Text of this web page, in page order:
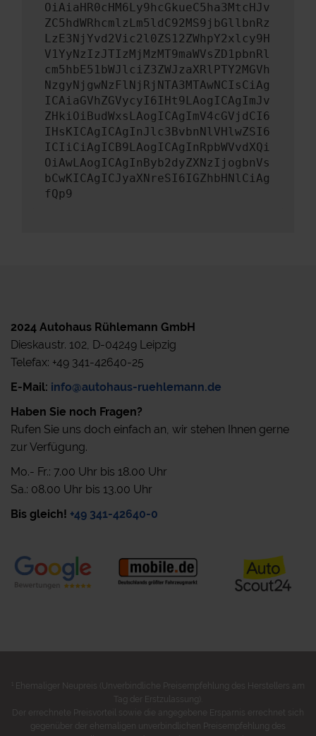
OiAiaHR0cHM6Ly9hcGkueC5ha3MtcHJv
ZC5hdWRhcmlzLm5ldC92MS9jbGllbnRz
LzE3NjYvd2Vic2l0ZS12ZWhpY2xlcy9H
V1YyNzIzJTIzMjMzMT9maWVsZD1pbnRl
cm5hbE51bWJlciZ3ZWJzaXRlPTY2MGVh
NzgyNjgwNzFlNjRjNTA3MTAwNCIsCiAg
ICAiaGVhZGVycyI6IHt9LAogICAgImJv
ZHkiOiBudWxsLAogICAgImV4cGVjdCI6
IHsKICAgICAgInJlc3BvbnNlVHlwZSI6
ICIiCiAgICB9LAogICAgInRpbWVvdXQi
OiAwLAogICAgInByb2dyZXNzIjogbnVs
bCwKICAgICJyaXNreSI6IGZhbHNlCiAg
fQp9
2024 Autohaus Rühlemann GmbH
Dieskaustr. 102, D-04249 Leipzig
Telefax: +49 341-42640-25
E-Mail: info@autohaus-ruehlemann.de
Haben Sie noch Fragen?
Rufen Sie uns doch einfach an, wir stehen Ihnen gerne
zur Verfügung.
Mo.- Fr.: 7.00 Uhr bis 18.00 Uhr
Sa.: 08.00 Uhr bis 13.00 Uhr
Bis gleich! +49 341-42640-0
Ehemaliger Neupreis (Unverbindliche Preisempfehlung des Herstellers am
Tag der Erstzulassung).
Der errechnete Preisvorteil sowie die angegebene Ersparnis errechnet sich
gegenüber der ehemaligen unverbindlichen Preisempfehlung des